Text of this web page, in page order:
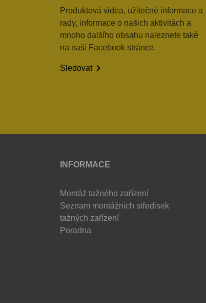
Produktová videa, užitečné informace a
rady, informace o našich aktivitách a
mnoho dalšího obsahu naleznete také
na naší Facebook stránce.
Sledovat
INFORMACE
Montáž tažného zařízení
Seznam montážních středisek
tažných zařízení
Poradna